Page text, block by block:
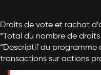
Droits de vote et rachat
“Total du nombre de
“Descriptif du programme
transactions sur actions